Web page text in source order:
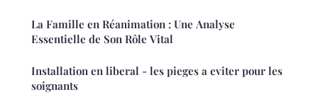
La Famille en Réanimation : Une Analyse
Essentielle de Son Rôle Vital
Installation en liberal - les pieges a eviter pour les
soignants